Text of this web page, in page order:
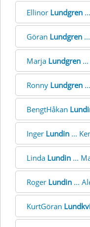
Ellinor Lundgren
Göran Lundgren
Marja Lundgren
Ronny Lundgren
BengtHåkan
Inger Lundin ...
Linda Lundin ...
Roger Lundin ...
KurtGöran